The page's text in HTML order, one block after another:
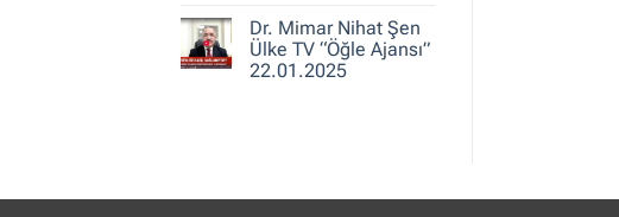
“Haberler”
23.01.2025
Dr.
Mimar
Nihat
Şen
Dr. Mimar Nihat Şen
Ülke TV “Öğle Ajansı”
22.01.2025
TV